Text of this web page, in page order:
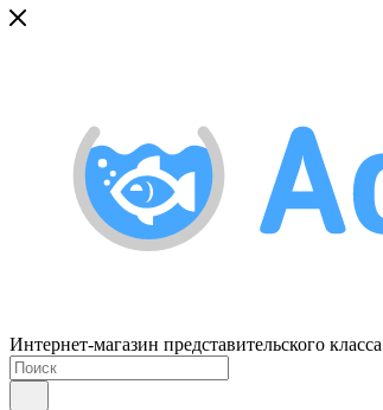
Интернет-магазин представительского класса